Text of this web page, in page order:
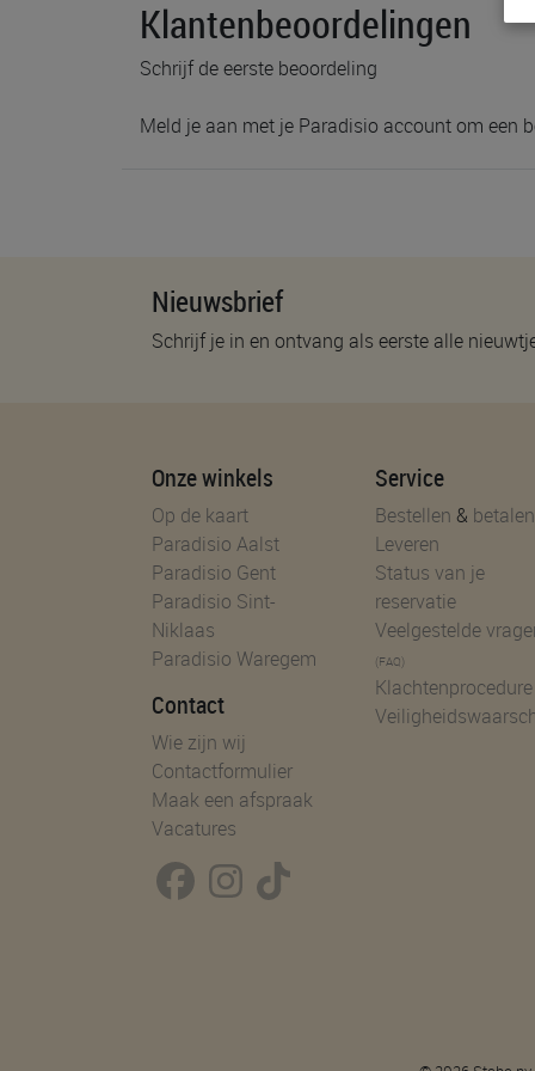
Klantenbeoordelingen
Schrijf de eerste beoordeling
Meld je aan met je Paradisio account om een
Nieuwsbrief
Schrijf je in en ontvang als eerste alle
Onze winkels
Op de kaart
Paradisio Aalst
Paradisio Gent
Paradisio Sint-
Niklaas
Paradisio Waregem
Contact
Wie zijn wij
Contactformulier
Maak een afspraak
Vacatures
Service
Bestellen & betalen
Leveren
Status van je
reservatie
Veelgestelde
(FAQ)
Klachtenprocedure